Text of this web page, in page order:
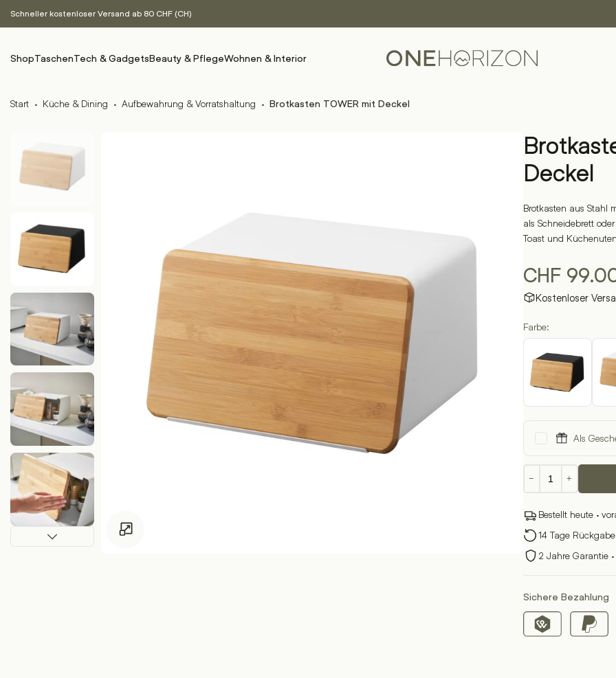
Schneller kostenloser Versand ab 80 CHF (CH)
ShopTaschenTech & GadgetsBeauty & PflegeWohnen & Interior
Start · Küche & Dining · Aufbewahrung & Vorratshaltung · Brotkasten TOWER mit Deckel
Deckel
Brotkasten aus Stahl
als Schneidebrett
Toast und
CHF
Kostenloser
Farbe:
Als
−
Brotkasten
TOWER
Deckel
Menge
+
Bestellt heute ·
14 Tage
2 Jahre Garantie
Sichere Bezahlung